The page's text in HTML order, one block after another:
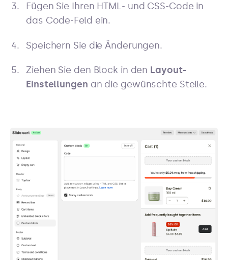
Fügen Sie Ihren HTML- und CSS-Code in
das Code-Feld ein.
Speichern Sie die Änderungen.
Ziehen Sie den Block in den Layout-
Einstellungen an die gewünschte Stelle.